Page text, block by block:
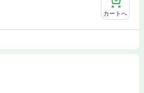
カートへ